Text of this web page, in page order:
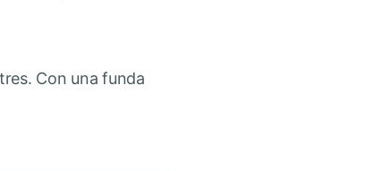
Con una funda